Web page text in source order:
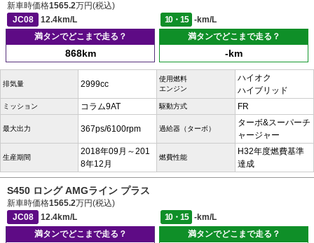
新車時価格1565.2万円(税込)
JC08
12.4km/L 10・15
-km/L
満タンでどこまで走る？
868km
満タンでどこまで走る？
-km
排気量 2999cc
使用燃料
エンジン
ハイオク
ハイブリッド
ミッション コラム9AT 駆動方式 FR
最大出力 367ps/6100rpm 過給器（ターボ）
ターボ&スーパーチ
ャージャー
生産期間
2018年09月～201
8年12月
燃費性能
H32年度燃費基準
達成
S450 ロング AMGライン プラス
新車時価格1565.2万円(税込)
JC08
12.4km/L 10・15
-km/L
満タンでどこまで走る？
満タンでどこまで走る？